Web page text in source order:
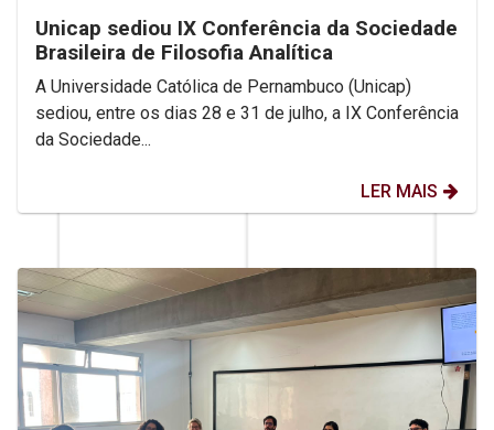
Unicap sediou IX Conferência da Sociedade
Brasileira de Filosofia Analítica
A Universidade Católica de Pernambuco (Unicap)
sediou, entre os dias 28 e 31 de julho, a IX Conferência
da Sociedade...
LER MAIS